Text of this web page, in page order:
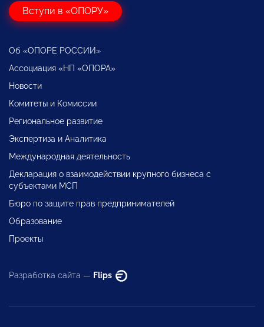
Вступи в «ОПОРУ»
Об «ОПОРЕ РОССИИ»
Ассоциация «НП «ОПОРА»
Новости
Комитеты и Комиссии
Региональное развитие
Экспертиза и Аналитика
Международная деятельность
Декларация о взаимодействии крупного бизнеса с
субъектами МСП
Бюро по защите прав предпринимателей
Образование
Проекты
Разработка сайта — Flips